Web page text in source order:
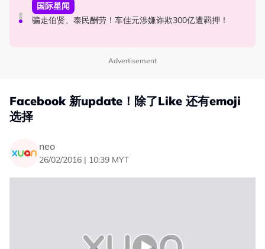
节庆
知多点｜农历七月鬼门开！ 2026年4大生肖最容易招阴
国际星闻
骗走伯贤、泰民酬劳！车佳元涉嫌诈欺300亿遭羁押！
本地星闻
张孝全、贾静雯现身吉隆坡金三角！路透图曝光
Advertisement
Facebook 新update！除了Like 还有emoji
选择
neo
26/02/2016 | 10:39 MYT